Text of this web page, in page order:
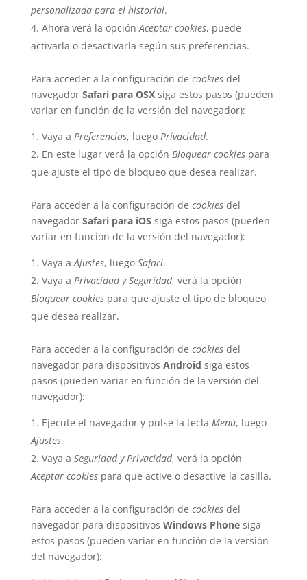
personalizada para el historial.
Ahora verá la opciónAceptar cookies, puede
activarla o desactivarla según sus preferencias.
Para acceder a la configuración de cookiesdel
navegador Safari para OSXsiga estos pasos (pueden
variar en función de la versión del navegador):
Vaya a Preferencias, luego Privacidad.
En este lugar verá la opción Bloquear cookiespara
que ajuste el tipo de bloqueo que desea realizar.
Para acceder a la configuración de cookiesdel
navegador Safari para iOS siga estos pasos (pueden
variar en función de la versión del navegador):
Vaya aAjustes, luego Safari.
Vaya a Privacidad y Seguridad, verá la opción
Bloquear cookiespara que ajuste el tipo de bloqueo
que desea realizar.
Para acceder a la configuración de cookiesdel
navegador para dispositivos Android siga estos
pasos (pueden variar en función de la versión del
navegador):
Ejecute el navegador y pulse la tecla Menú, luego
Ajustes.
Vaya a Seguridad y Privacidad, verá la opción
Aceptar cookiespara que active o desactive la casilla.
Para acceder a la configuración de cookiesdel
navegador para dispositivos Windows Phonesiga
estos pasos (pueden variar en función de la versión
del navegador):